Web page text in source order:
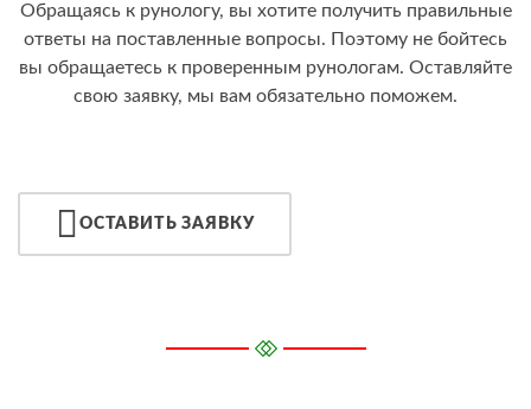
Обращаясь к рунологу, вы хотите получить правильные
ответы на поставленные вопросы. Поэтому не бойтесь
вы обращаетесь к проверенным рунологам. Оставляйте
свою заявку, мы вам обязательно поможем.
ОСТАВИТЬ ЗАЯВКУ